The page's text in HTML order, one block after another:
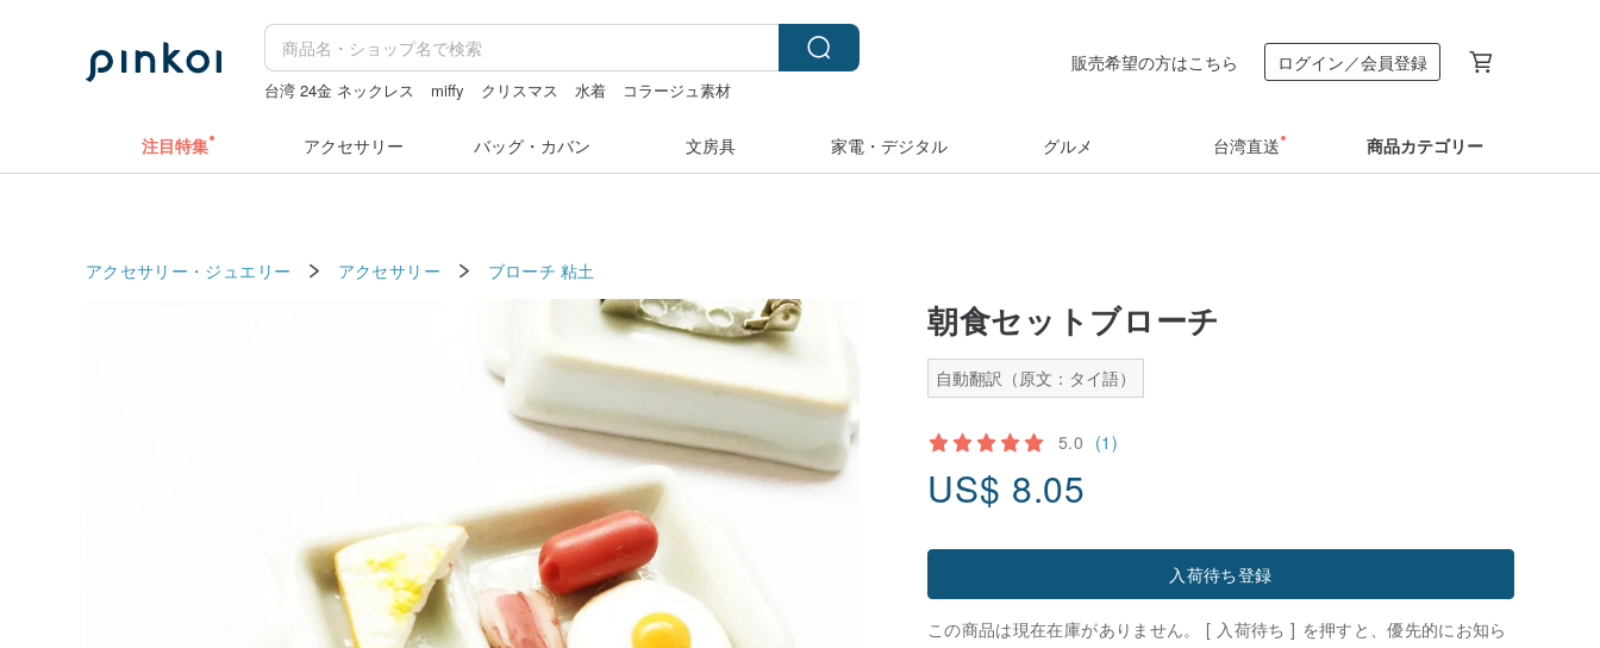
台湾 24金 ネックレス miffy クリスマス 水着
コラージュ素材
販売希望の方はこちら ログイン／会員登録
注目特集 アクセサリー バッグ・カバン 文房具 家電・デジタル グルメ 台湾直送 商品カテゴリー
アクセサリー・ジュエリー アクセサリー ブローチ 粘土
朝食セットブローチ
自動翻訳（原文：タイ語）
5.0 (1)
US$ 8.05
入荷待ち登録
この商品は現在在庫がありません。 [ 入荷待ち ] を押すと、優先的にお知ら